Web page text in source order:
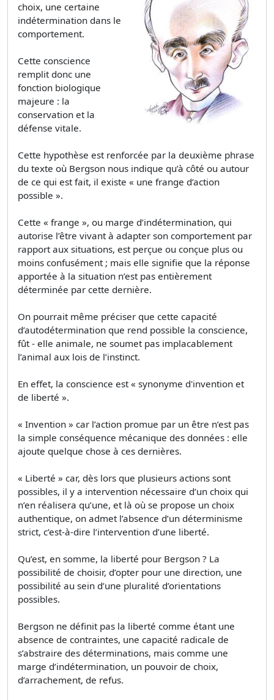
choix, une certaine
indétermination dans le
comportement.
Cette conscience
remplit donc une
fonction biologique
majeure : la
conservation et la
défense vitale.
Cette hypothèse est renforcée par la deuxième phrase
du texte où Bergson nous indique qu’à côté ou autour
de ce qui est fait, il existe « une frange d’action
possible ».
Cette « frange », ou marge d’indétermination, qui
autorise l’être vivant à adapter son comportement par
rapport aux situations, est perçue ou conçue plus ou
moins confusément ; mais elle signifie que la réponse
apportée à la situation n’est pas entièrement
déterminée par cette dernière.
On pourrait même préciser que cette capacité
d’autodétermination que rend possible la conscience,
fût - elle animale, ne soumet pas implacablement
l’animal aux lois de l’instinct.
En effet, la conscience est « synonyme d'invention et
de liberté ».
« Invention » car l’action promue par un être n’est pas
la simple conséquence mécanique des données : elle
ajoute quelque chose à ces dernières.
« Liberté » car, dès lors que plusieurs actions sont
possibles, il y a intervention nécessaire d’un choix qui
n’en réalisera qu’une, et là où se propose un choix
authentique, on admet l’absence d’un déterminisme
strict, c’est-à-dire l’intervention d’une liberté.
Qu’est, en somme, la liberté pour Bergson ? La
possibilité de choisir, d’opter pour une direction, une
possibilité au sein d’une pluralité d’orientations
possibles.
Bergson ne définit pas la liberté comme étant une
absence de contraintes, une capacité radicale de
s’abstraire des déterminations, mais comme une
marge d’indétermination, un pouvoir de choix,
d’arrachement, de refus.